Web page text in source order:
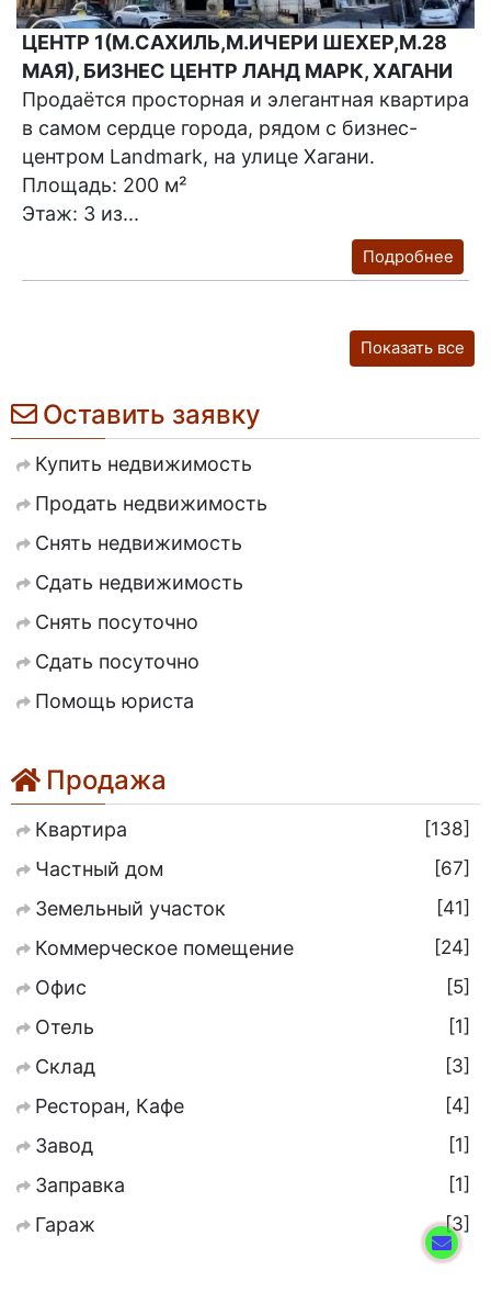
Оставить заявку
Купить недвижимость
Продать недвижимость
Снять недвижимость
Сдать недвижимость
Снять посуточно
Сдать посуточно
Помощь юриста
Продажа
Квартира
138
Частный дом
67
Земельный участок
41
Коммерческое помещение
24
Офис
5
Отель
1
Склад
3
Ресторан, Кафе
4
Завод
1
Заправка
1
Гараж
3
ЦЕНТР 1(М.САХИЛЬ,М.ИЧЕРИ ШЕХЕР,М.28
МАЯ), БИЗНЕС ЦЕНТР ЛАНД МАРК, ХАГАНИ
Продаётся просторная и элегантная квартира
в самом сердце города, рядом с бизнес-
центром Landmark, на улице Хагани.
Площадь: 200 м²
Этаж: 3 из...
Подробнее
Показать все